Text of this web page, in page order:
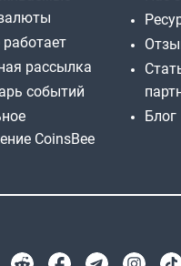
рассылка
событий
CoinsBee
Блог